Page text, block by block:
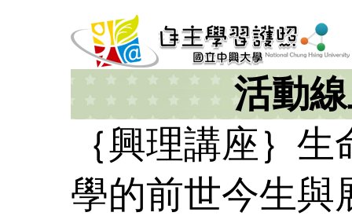
活動
｛興理講座｝
學的前世今生與